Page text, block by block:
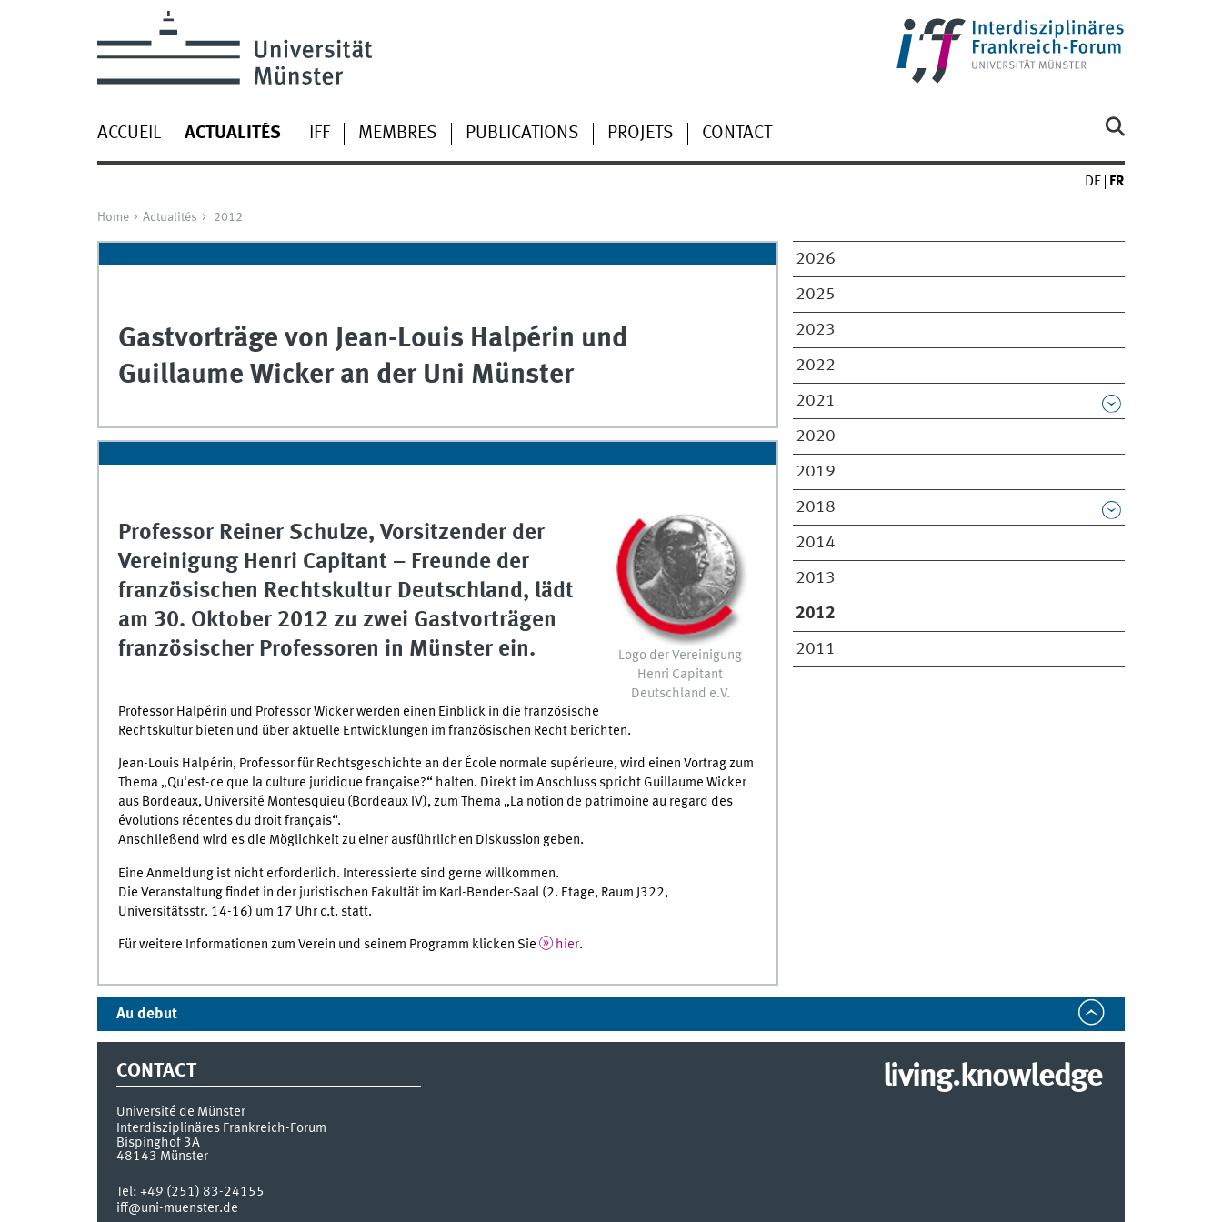
ACCUEIL ACTUALITÉS IFF MEMBRES PUBLICATIONS PROJETS CONTACT
DE FR
Home Actualités 2012
2026
2025
2023
2022
2021
2020
2019
2018
2014
2013
2012
2011
Gastvorträge von Jean-Louis Halpérin und
Guillaume Wicker an der Uni Münster
Logo der Vereinigung
Henri Capitant
Deutschland e.V.
Professor Reiner Schulze, Vorsitzender der
Vereinigung Henri Capitant – Freunde der
französischen Rechtskultur Deutschland, lädt
am 30. Oktober 2012 zu zwei Gastvorträgen
französischer Professoren in Münster ein.
Professor Halpérin und Professor Wicker werden einen Einblick in die französische
Rechtskultur bieten und über aktuelle Entwicklungen im französischen Recht berichten.
Jean-Louis Halpérin, Professor für Rechtsgeschichte an der École normale supérieure, wird einen Vortrag zum
Thema „Qu'est-ce que la culture juridique française?“ halten. Direkt im Anschluss spricht Guillaume Wicker
aus Bordeaux, Université Montesquieu (Bordeaux IV), zum Thema „La notion de patrimoine au regard des
évolutions récentes du droit français“.
Anschließend wird es die Möglichkeit zu einer ausführlichen Diskussion geben.
Eine Anmeldung ist nicht erforderlich. Interessierte sind gerne willkommen.
Die Veranstaltung findet in der juristischen Fakultät im Karl-Bender-Saal (2. Etage, Raum J322,
Universitätsstr. 14-16) um 17 Uhr c.t. statt.
Für weitere Informationen zum Verein und seinem Programm klicken Sie hier.
Au debut
CONTACT
Université de Münster
Interdisziplinäres Frankreich-Forum
Bispinghof 3A
48143 Münster
Tel: +49 (251) 83-24155
iff@uni-muenster.de
living.knowledge